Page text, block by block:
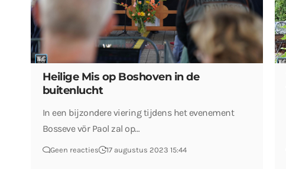
Heilige Mis op Boshoven in de
buitenlucht
In een bijzondere viering tijdens het evenement
Bosseve vör Paol zal op…
Geen reacties 17 augustus 2023 15:44